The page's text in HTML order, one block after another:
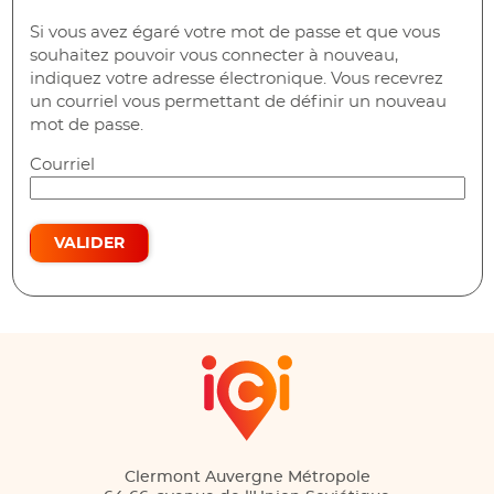
Si vous avez égaré votre mot de passe et que vous
souhaitez pouvoir vous connecter à nouveau,
indiquez votre adresse électronique. Vous recevrez
un courriel vous permettant de définir un nouveau
mot de passe.
Courriel
VALIDER
Clermont Auvergne Métropole